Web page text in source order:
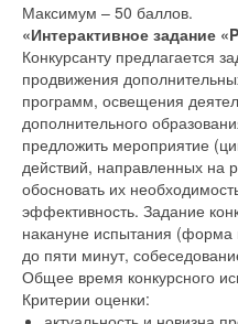
Максимум – 50 баллов.
«Интерактивное задание
Конкурсанту предлагается
продвижения
программ, освещения
дополнительного
предложить мероприятие
действий, направленных на
обосновать их
эффективность. Задание
накануне испытания (форма
до пяти минут,
Общее время конкурсного
Критерии оценки: